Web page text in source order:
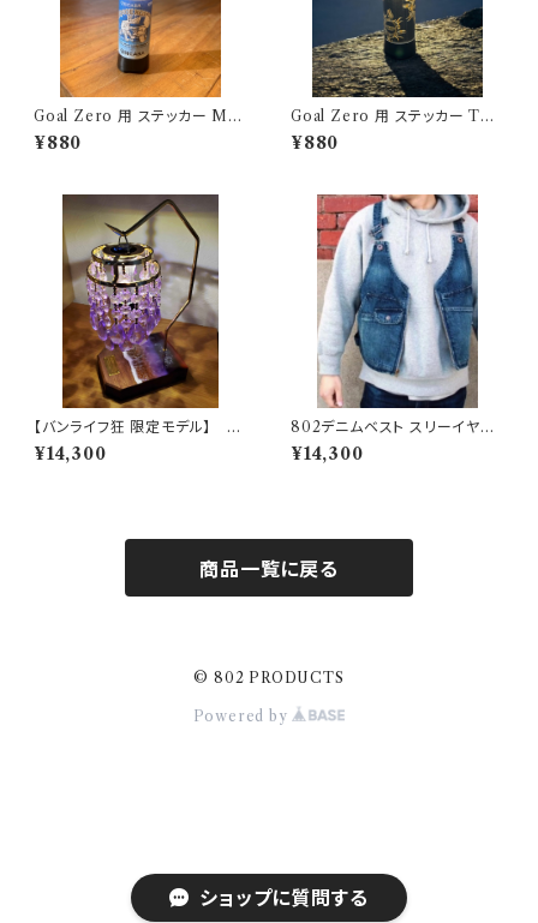
ショップに質問する
Goal Zero 用 ステッカー MO
USOUASOBI アウトドアモン
スター ODM
¥880
Goal Zero 用 ステッカー TRI
BALSUN アウトドアモンスター
ODM
¥880
【バンライフ狂 限定モデル】 6
0'sクリスタルシャンデリアシェ
ード パープル 【 802PRODUC
¥14,300
802デニムベスト スリーイヤー
ズウォッシュタイプ
¥14,300
商品一覧に戻る
© 802 PRODUCTS
Powered by